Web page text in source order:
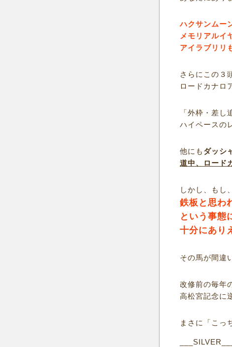
ハクサンムー
メモリアルイ
アイラブリリ
さらにこの３
ロードカナロ
「外枠・差し
ハイペースの
他にも ダッシ
道中、ロード
しかし、もし
鉄板と思わ
という事態
十分にあり
その馬が間違
改修前の毎年
高松宮記念に
まさに「こっ
___SILVER___